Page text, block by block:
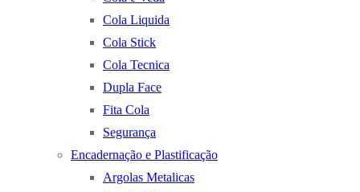
Cola Liquida
Cola Stick
Cola Tecnica
Dupla Face
Fita Cola
Segurança
Encadernação e Plastificação
Argolas Metalicas